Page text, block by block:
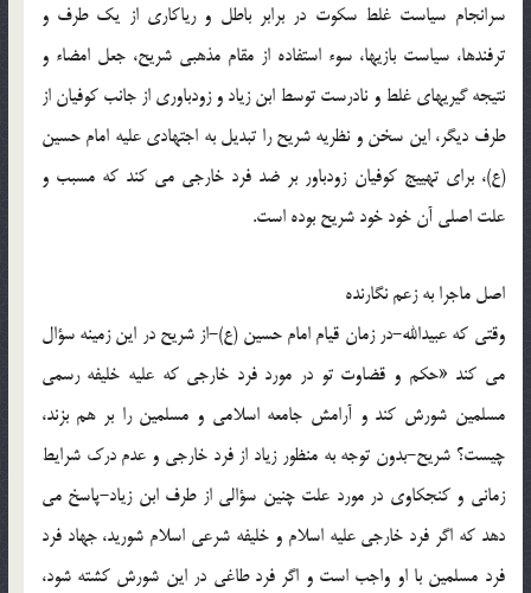
سرانجام سیاست غلط سکوت در برابر باطل و ریاکاری از یک طرف و
ترفندها، سیاست بازیها، سوء استفاده از مقام مذهبی شریح، جعل امضاء و
نتیجه گیریهای غلط و نادرست توسط ابن زیاد و زودباوری از جانب کوفیان از
طرف دیگر، این سخن و نظریه شریح را تبدیل به اجتهادی علیه امام حسین
(ع)، برای تهییج کوفیان زودباور بر ضد فرد خارجی می کند که مسبب و
علت اصلی آن خود خود شریح بوده است.
اصل ماجرا به زعم نگارنده
وقتی که عبیدالله-در زمان قیام امام حسین (ع)-از شریح در این زمینه سؤال
می کند «حکم و قضاوت تو در مورد فرد خارجی که علیه خلیفه رسمی
مسلمین شورش کند و آرامش جامعه اسلامی و مسلمین را بر هم بزند،
چیست؟ شریح-بدون توجه به منظور زیاد از فرد خارجی و عدم درک شرایط
زمانی و کنجکاوی در مورد علت چنین سؤالی از طرف ابن زیاد-پاسخ می
دهد که اگر فرد خارجی علیه اسلام و خلیفه شرعی اسلام شورید، جهاد فرد
فرد مسلمین با او واجب است و اگر فرد طاغی در این شورش کشته شود،